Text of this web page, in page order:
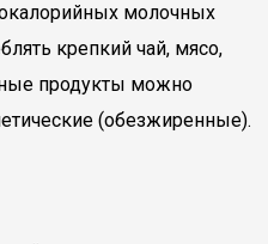
молочных
крепкий чай, мясо,
продукты можно
(обезжиренные).